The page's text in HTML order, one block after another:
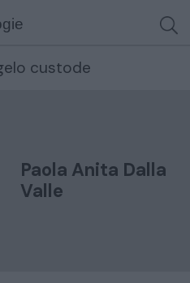
custode
Paola Anita Dalla
Valle